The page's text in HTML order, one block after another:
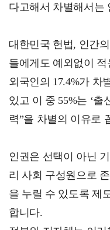
다고해서 차별해서는
대한민국 헌법, 인간
들에게도 예외없이
외국인의 17.4%가 차
있고 이 중 55%는 ‘출
력”을 차별의 이유로
인권은 선택이 아닌
리 사회 구성원으로
을 누릴 수 있도록 제
합니다.